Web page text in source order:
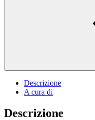
Descrizione
A cura di
Descrizione